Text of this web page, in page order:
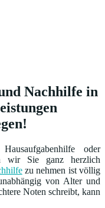
Nachhilfe in
oder
wir Sie ganz herzlich
zu nehmen ist völlig
von Alter und
Noten schreibt, kann